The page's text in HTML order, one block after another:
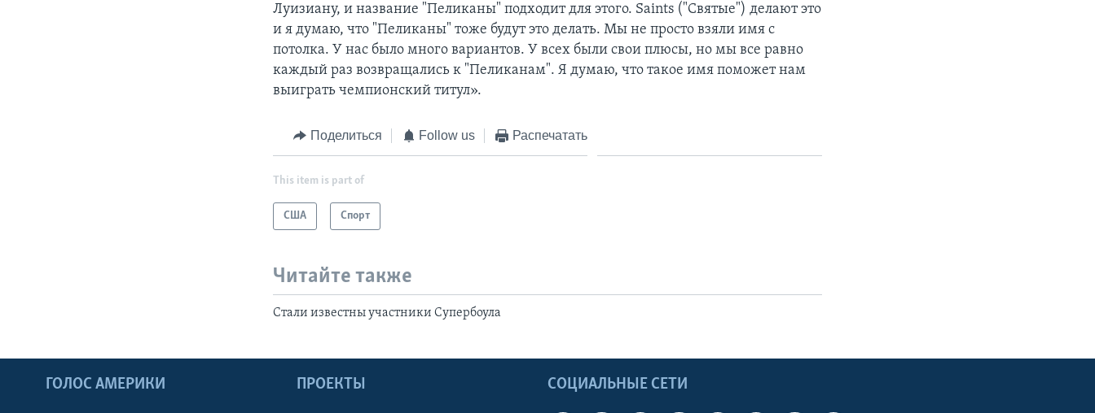
Луизиану, и название "Пеликаны" подходит для этого. Saints ("Святые") делают это
и я думаю, что "Пеликаны" тоже будут это делать. Мы не просто взяли имя с
потолка. У нас было много вариантов. У всех были свои плюсы, но мы все равно
каждый раз возвращались к "Пеликанам". Я думаю, что такое имя поможет нам
выиграть чемпионский титул».
Поделиться Follow us Распечатать
This item is part of
США Спорт
Читайте также
Стали известны участники Супербоула
СОЦИАЛЬНЫЕ СЕТИ
ГОЛОС АМЕРИКИ ПРОЕКТЫ